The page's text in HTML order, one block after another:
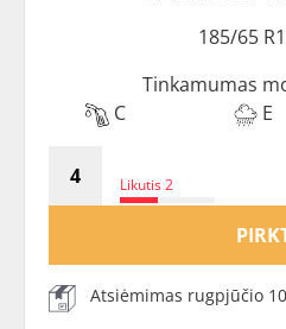
185/65
Tinkamumas
C
E
Likutis 2
Atsiėmimas rugpjūčio